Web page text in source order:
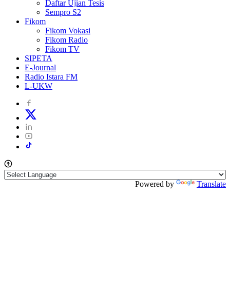
Daftar Ujian Tesis
Sempro S2
Fikom
Fikom Vokasi
Fikom Radio
Fikom TV
SIPETA
E-Journal
Radio Istara FM
L-UKW
Powered by Translate